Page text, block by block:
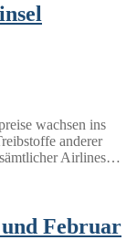
wachsen ins
anderer
Airlines…
Februar